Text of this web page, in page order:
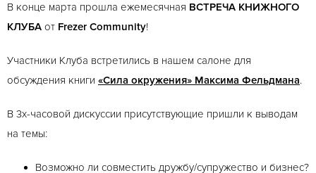
В конце марта прошла ежемесячная ВСТРЕЧА КНИЖНОГО
КЛУБА от Frezer Community!
Участники Клуба встретились в нашем салоне для
обсуждения книги «Сила окружения» Максима Фельдмана.
В 3х-часовой дискуссии присутствующие пришли к выводам
на темы:
Возможно ли совместить дружбу/супружество и бизнес?